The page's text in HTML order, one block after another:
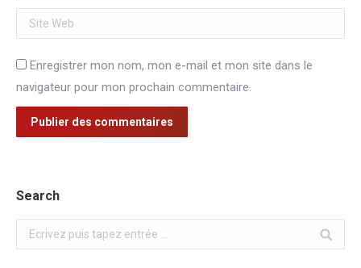
Site Web
Enregistrer mon nom, mon e-mail et mon site dans le
navigateur pour mon prochain commentaire.
Publier des commentaires
Search
Search: